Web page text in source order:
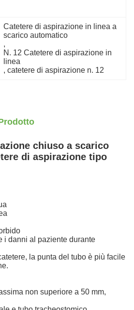
Catetere di aspirazione in linea a
scarico automatico
,
N. 12 Catetere di aspirazione in
linea
, catetere di aspirazione n. 12
chiuso a scarico
di aspirazione tipo
i danni al paziente durante
la punta del tubo è più facile
non superiore a 50 mm,